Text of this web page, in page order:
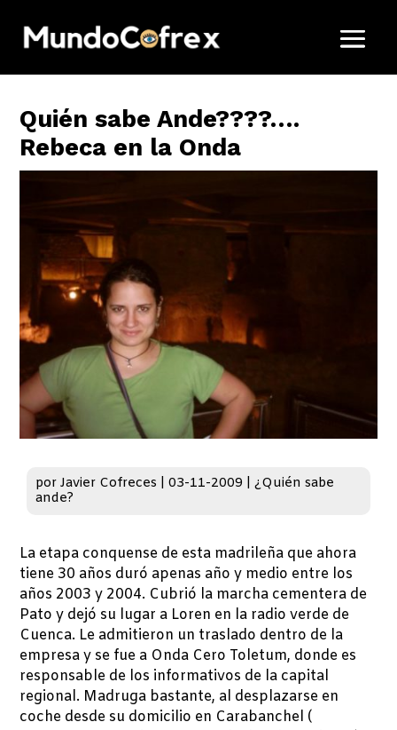
Quién sabe Ande????….
Rebeca en la Onda
porJavier Cofreces |03-11-2009 |¿Quién sabe
ande?
La etapa conquense de esta madrileña que ahora
tiene 30 años duró apenas año y medio entre los
años 2003 y 2004. Cubrió la marcha cementera de
Pato y dejó su lugar a Loren en la radio verde de
Cuenca. Le admitieron un traslado dentro de la
empresa y se fue a Onda Cero Toletum, donde es
responsable de los informativos de la capital
regional. Madruga bastante, al desplazarse en
coche desde su domicilio en Carabanchel (